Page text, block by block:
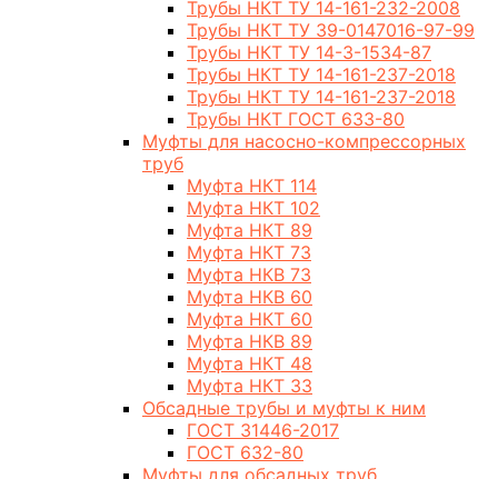
Трубы НКТ ТУ 14-161-232-2008
Трубы НКТ ТУ 39-0147016-97-99
Трубы НКТ ТУ 14-3-1534-87
Трубы НКТ ТУ 14-161-237-2018
Трубы НКТ ТУ 14-161-237-2018
Трубы НКТ ГОСТ 633-80
Муфты для насосно-компрессорных
труб
Муфта НКТ 114
Муфта НКТ 102
Муфта НКТ 89
Муфта НКТ 73
Муфта НКВ 73
Муфта НКВ 60
Муфта НКТ 60
Муфта НКВ 89
Муфта НКТ 48
Муфта НКТ 33
Обсадные трубы и муфты к ним
ГОСТ 31446-2017
ГОСТ 632-80
Муфты для обсадных труб